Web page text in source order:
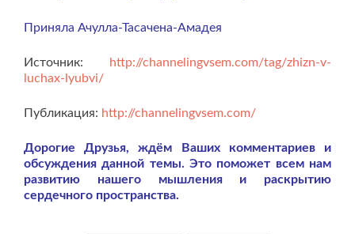
Приняла Ачулла-Тасачена-Амадея
Источник:
http://channelingvsem.com/tag/zhizn-v-
luchax-lyubvi/
Публикация: http://channelingvsem.com/
Дорогие Друзья, ждём Ваших комментариев и
обсуждения данной темы. Это поможет всем нам
развитию нашего мышления и раскрытию
сердечного пространства.